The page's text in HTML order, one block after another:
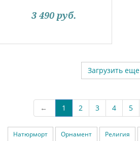
3 490 руб.
Загрузить еще
← 1 2 3 4 5
Натюрморт Орнамент Религия